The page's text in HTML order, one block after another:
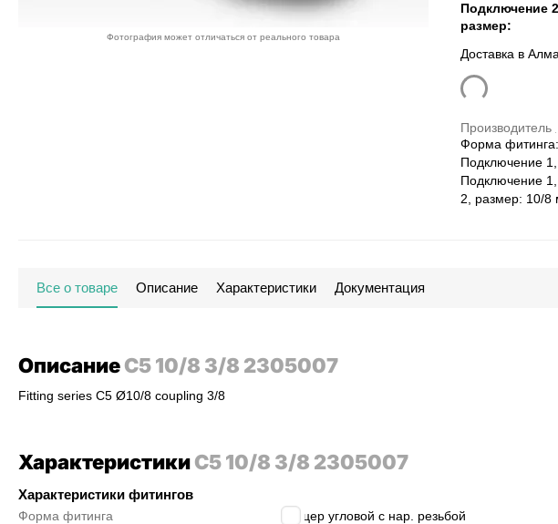
Фотография может отличаться от реального товара
Подключение
размер:
Доставка в
Производитель
Форма фитинга:
Подключение 1,
Подключение
2, размер: 10/8
Все о товаре Описание Характеристики Документация
ОписаниеC5 10/8 3/8 2305007
Fitting series C5 Ø10/8 coupling 3/8
ХарактеристикиC5 10/8 3/8 2305007
Характеристики фитингов
Форма фитинга штуцер угловой с нар. резьбой